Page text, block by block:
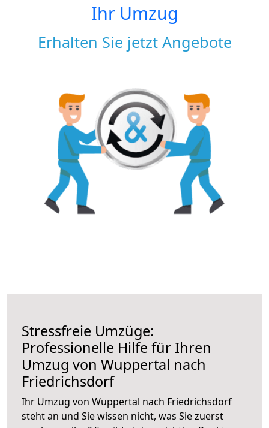
Ihr Umzug
Erhalten Sie jetzt Angebote
Stressfreie Umzüge:
Professionelle Hilfe für Ihren
Umzug von Wuppertal nach
Friedrichsdorf
Ihr Umzug von Wuppertal nach Friedrichsdorf
steht an und Sie wissen nicht, was Sie zuerst